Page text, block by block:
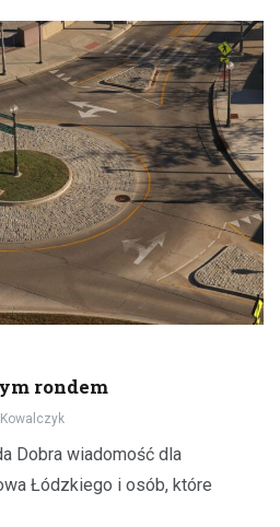
rondem
Dobra wiadomość dla
Łódzkiego i osób, które